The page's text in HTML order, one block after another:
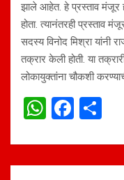
झाले आहेत. हे प्रस्ताव मंजूर
होता. त्यानंतरही प्रस्ताव
सदस्य विनोद मिश्रा यांनी
तक्रार केली होती. या
लोकायुक्तांना चौकशी
W
at
F
ce ar